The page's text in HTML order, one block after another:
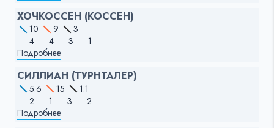
ХОЧКОССЕН (КОССЕН)
10 9
3
4
4 3
1
Подробнее
СИЛЛИАН (ТУРНТАЛЕР)
5.6 15
1.1
2
1 3
2
Подробнее